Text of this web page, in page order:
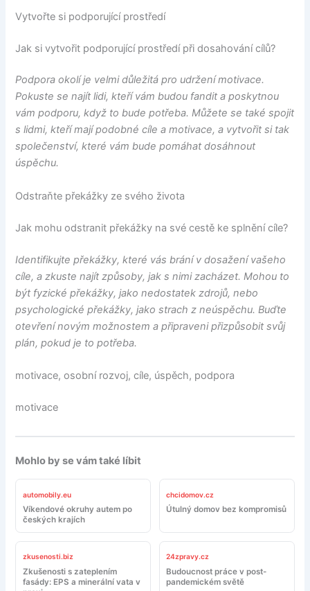
Vytvořte si podporující prostředí
Jak si vytvořit podporující prostředí při dosahování cílů?
Podpora okolí je velmi důležitá pro udržení motivace.
Pokuste se najít lidi, kteří vám budou fandit a poskytnou
vám podporu, když to bude potřeba. Můžete se také spojit
s lidmi, kteří mají podobné cíle a motivace, a vytvořit si tak
společenství, které vám bude pomáhat dosáhnout
úspěchu.
Odstraňte překážky ze svého života
Jak mohu odstranit překážky na své cestě ke splnění cíle?
Identifikujte překážky, které vás brání v dosažení vašeho
cíle, a zkuste najít způsoby, jak s nimi zacházet. Mohou to
být fyzické překážky, jako nedostatek zdrojů, nebo
psychologické překážky, jako strach z neúspěchu. Buďte
otevření novým možnostem a připraveni přizpůsobit svůj
plán, pokud je to potřeba.
motivace, osobní rozvoj, cíle, úspěch, podpora
motivace
Mohlo by se vám také líbit
automobily.eu
Víkendové okruhy autem po
českých krajích
chcidomov.cz
Útulný domov bez kompromisů
zkusenosti.biz
Zkušenosti s zateplením
fasády: EPS a minerální vata v
24zpravy.cz
Budoucnost práce v post-
pandemickém světě